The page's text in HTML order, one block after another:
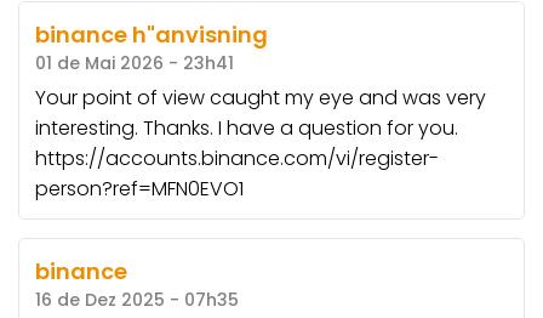
binance h"anvisning
01 de Mai 2026 - 23h41
Your point of view caught my eye and was very
interesting. Thanks. I have a question for you.
https://accounts.binance.com/vi/register-
person?ref=MFN0EVO1
binance
16 de Dez 2025 - 07h35